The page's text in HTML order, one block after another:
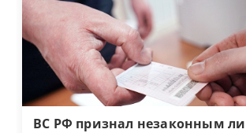
ВС РФ признал незаконным